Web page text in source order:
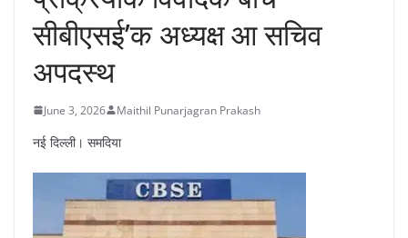
सीबीएसई’क अध्यक्ष आ सचिव
अपदस्थ
June 3, 2026 Maithil Punarjagran Prakash
नई दिल्ली। समदिया